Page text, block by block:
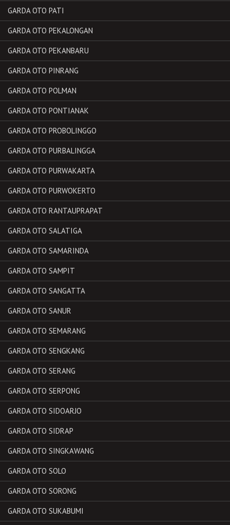
GARDA OTO PATI
GARDA OTO PEKALONGAN
GARDA OTO PEKANBARU
GARDA OTO PINRANG
GARDA OTO POLMAN
GARDA OTO PONTIANAK
GARDA OTO PROBOLINGGO
GARDA OTO PURBALINGGA
GARDA OTO PURWAKARTA
GARDA OTO PURWOKERTO
GARDA OTO RANTAUPRAPAT
GARDA OTO SALATIGA
GARDA OTO SAMARINDA
GARDA OTO SAMPIT
GARDA OTO SANGATTA
GARDA OTO SANUR
GARDA OTO SEMARANG
GARDA OTO SENGKANG
GARDA OTO SERANG
GARDA OTO SERPONG
GARDA OTO SIDOARJO
GARDA OTO SIDRAP
GARDA OTO SINGKAWANG
GARDA OTO SOLO
GARDA OTO SORONG
GARDA OTO SUKABUMI